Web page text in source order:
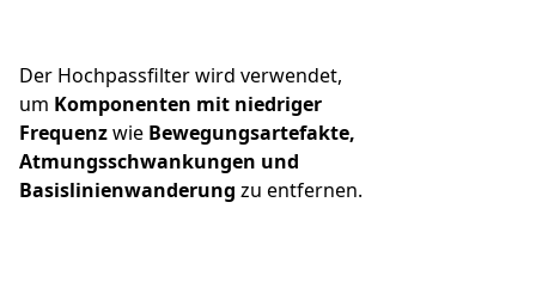
Der Hochpassfilter wird verwendet,
um Komponenten mit niedriger
Frequenzwie Bewegungsartefakte,
Atmungsschwankungen und
Basislinienwanderung zu entfernen.